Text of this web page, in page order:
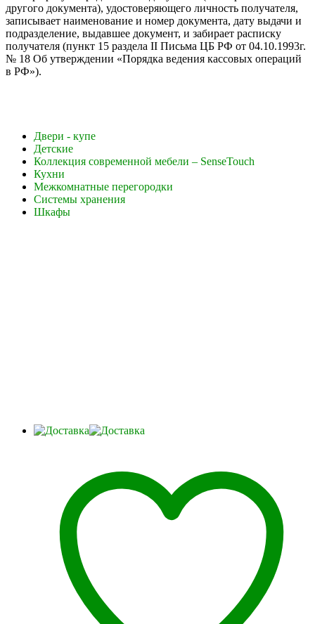
другого документа), удостоверяющего личность получателя,
записывает наименование и номер документа, дату выдачи и
подразделение, выдавшее документ, и забирает расписку
получателя (пункт 15 раздела II Письма ЦБ РФ от 04.10.1993г.
№ 18 Об утверждении «Порядка ведения кассовых операций
в РФ»).
Двери - купе
Детские
Коллекция современной мебели – SenseTouch
Кухни
Межкомнатные перегородки
Системы хранения
Шкафы